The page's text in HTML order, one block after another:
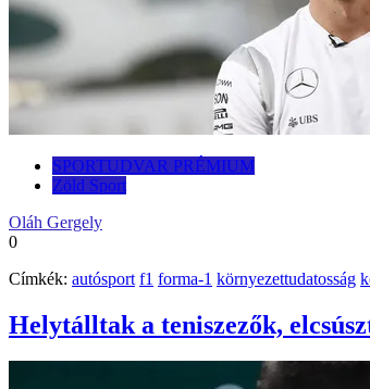
SPORTUDVAR PRÉMIUM
Zöld Sport
Oláh Gergely
0
Címkék: autósport f1 forma-1 környezettudatosság
Helytálltak a teniszezők,